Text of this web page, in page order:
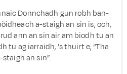
Donnchadh gun robh ban-
a-staigh an sin is, och,
ann an sin air am biodh tu an
tu ag iarraidh, ’s thuirt e, “Tha
staigh an sin”.